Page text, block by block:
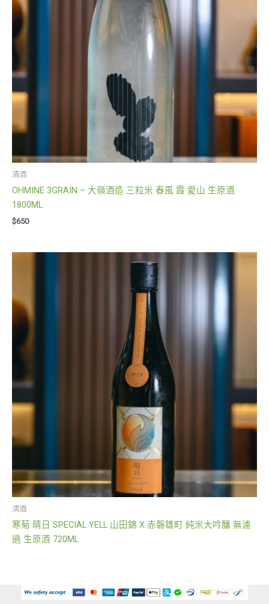
清酒
OHMINE 3GRAIN – 大嶺酒造 三粒米 春風 霞 愛山 生原酒
1800ML
$650
清酒
寒菊 晴日 SPECIAL YELL 山田錦 X 赤磐雄町 純米大吟釀 無濾
過 生原酒 720ML